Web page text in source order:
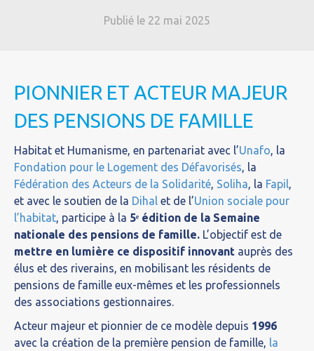
Publié le 22 mai 2025
PIONNIER ET ACTEUR MAJEUR
DES PENSIONS DE FAMILLE
Habitat et Humanisme, en partenariat avec l’Unafo, la
Fondation pour le Logement des Défavorisés, la
Fédération des Acteurs de la Solidarité, Soliha, la Fapil,
et avec le soutien de la Dihal et de l’Union sociale pour
l’habitat, participe à la 5ᵉ édition de la Semaine
nationale des pensions de famille. L’objectif est de
mettre en lumière ce dispositif innovant auprès des
élus et des riverains, en mobilisant les résidents de
pensions de famille eux-mêmes et les professionnels
des associations gestionnaires.
Acteur majeur et pionnier de ce modèle depuis 1996
avec la création de la première pension de famille, la